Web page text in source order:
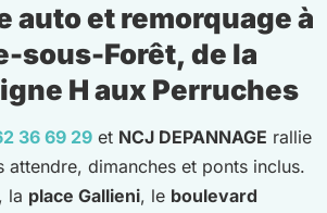
auto et remorquage à
sous-Forêt, de la
H aux Perruches
36 69 29 et NCJ DEPANNAGE rallie
attendre, dimanches et ponts inclus.
la place Gallieni, le boulevard